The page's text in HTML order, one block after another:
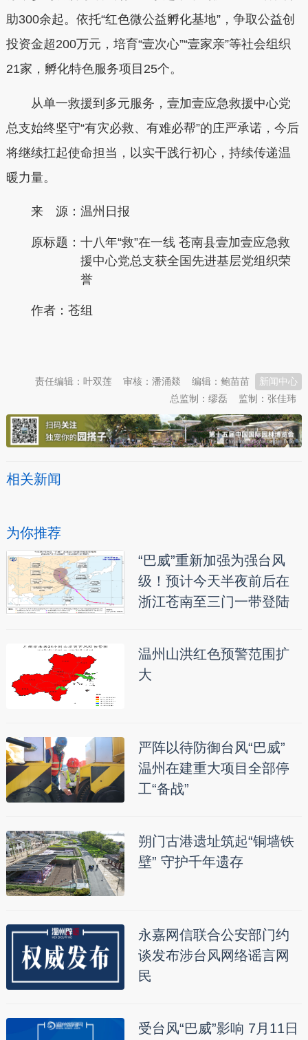
助300余起。依托“红色微公益孵化基地”，争取公益创
投资金超200万元，培育“壹次心”“壹家亲”等社会组织
21家，孵化特色服务项目25个。
从单一救援到多元服务，壹加壹应急救援中心党
总支始终坚守“有灾必救、有难必帮”的庄严承诺，今后
将继续扛起使命担当，以实干践行初心，持续传递温
暖力量。
来 源：温州日报
原标题： 十八年“救”在一线 苍南县壹加壹应急救
援中心党总支获全国先进基层党组织荣
誉
作者：苍组
新闻中心
编辑：鲍苗苗
审核：潘涌燚
责任编辑：叶双莲
监制：张佳玮
总监制：缪磊
相关新闻
为你推荐
“巴威”重新加强为强台风
级！预计今天半夜前后在
浙江苍南至三门一带登陆
温州山洪红色预警范围扩
大
严阵以待防御台风“巴威”
温州在建重大项目全部停
工“备战”
朔门古港遗址筑起“铜墙铁
壁” 守护千年遗存
永嘉网信联合公安部门约
谈发布涉台风网络谣言网
民
受台风“巴威”影响 7月11日